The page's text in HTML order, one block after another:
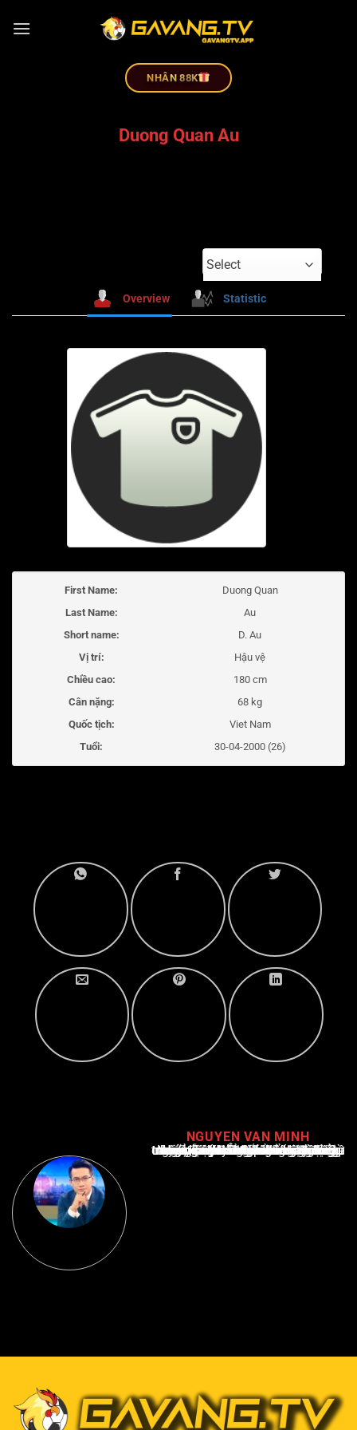
NHÂN 88K
Duong Quan Au
Select
Overview Statistic
First Name:
Duong Quan
Last Name:
Au
Short name:
D. Au
Vị trí:
Hậu vệ
Chiều cao:
180 cm
Cân nặng:
68 kg
Quốc tịch:
Viet Nam
Tuổi:
30-04-2000 (26)
NGUYEN VAN MINH
Nguyễn Văn Minh là một trong những chuyên gia hàng đầu về báo cáo tin tức thể thao tại Việt Nam, với hơn 10 năm hoạt động trong ngành. Ông có kiến thức sâu rộng và kinh nghiệm đáng kể trong việc phân tích và báo cáo về các sự kiện thể thao hàng đầu. Sự hiểu biết sâu sắc của ông về ngành này đã giúp ông xây dựng uy tín và danh tiếng trong cộng đồng báo chí thể thao.